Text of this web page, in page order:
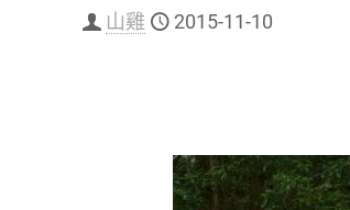
山雞 2015-11-10